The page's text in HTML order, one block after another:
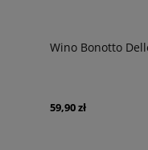
Wino Bonotto
59,90 zł